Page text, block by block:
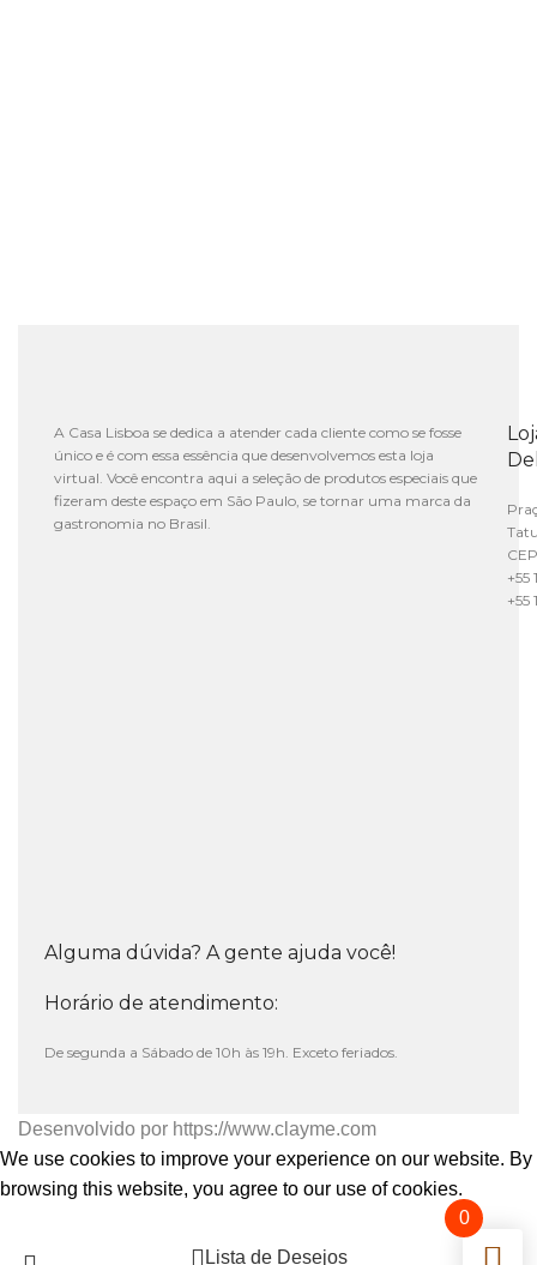
A Casa Lisboa se dedica a atender cada cliente como se fosse
único e é com essa essência que desenvolvemos esta loja
virtual. Você encontra aqui a seleção de produtos especiais que
fizeram deste espaço em São Paulo, se tornar uma marca da
gastronomia no Brasil.
+55
+55
Alguma dúvida? A gente ajuda você!
Horário de atendimento:
De segunda a Sábado de 10h às 19h. Exceto feriados.
Desenvolvido por https://www.clayme.com
We use cookies to improve your experience on our website. By
browsing this website, you agree to our use of cookies.
Lista de Desejos
0